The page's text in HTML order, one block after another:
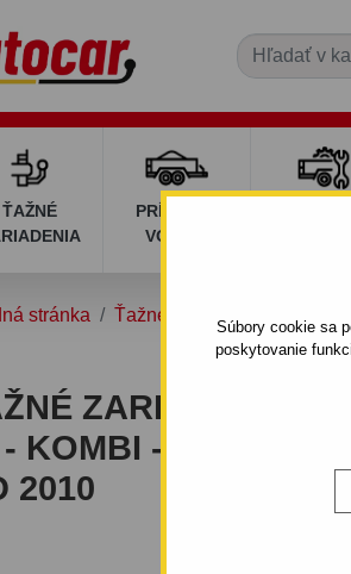
Súbory cookie sa
poskytovanie
ŤAŽNÉ
PRÍVESNÉ
VOZÍKY
stránka Ťažné zariadenia
ZARIADENIE
KOMBI -
2010